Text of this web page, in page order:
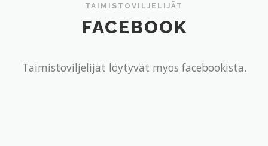
TAIMISTOVILJELIJÄT
FACEBOOK
Taimistoviljelijät löytyvät myös facebookista.